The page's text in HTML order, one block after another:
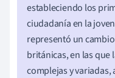
estableciendo los
ciudadanía en la
representó un
británicas, en las que
complejas y